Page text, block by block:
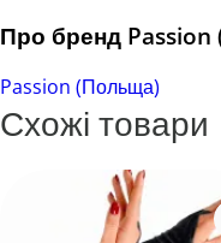
Про бренд
Passion (Польща)
Схожі товари